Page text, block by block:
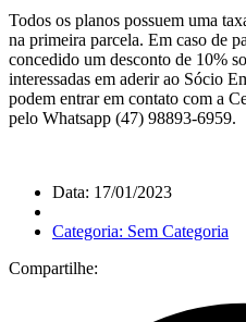
Todos os planos possuem uma
na primeira parcela. Em caso de
concedido um desconto de 10%
interessadas em aderir ao Sócio
podem entrar em contato com a
pelo Whatsapp (47) 98893-6959.
Data: 17/01/2023
Categoria: Sem Categoria
Compartilhe: